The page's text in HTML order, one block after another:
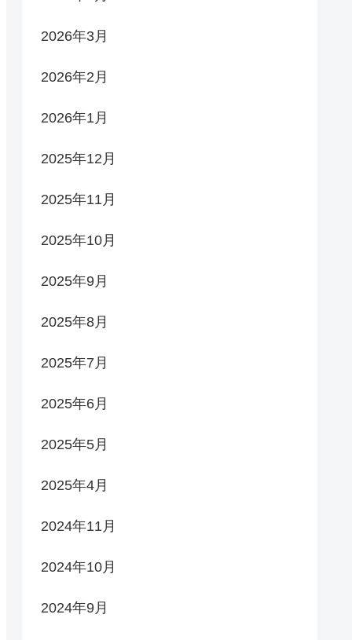
2026年3月
2026年2月
2026年1月
2025年12月
2025年11月
2025年10月
2025年9月
2025年8月
2025年7月
2025年6月
2025年5月
2025年4月
2024年11月
2024年10月
2024年9月